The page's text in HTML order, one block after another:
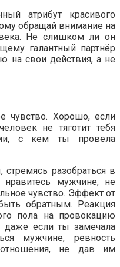
атрибут красивого
обращай внимание на
Не слишком ли он
галантный партнёр
на свои действия, а не
чувство. Хорошо, если
не тяготит тебя
с кем ты провела
разобраться в
мужчине, не
чувство. Эффект от
обратным. Реакция
пола на провокацию
даже если ты замечала
мужчине, ревность
не дав им